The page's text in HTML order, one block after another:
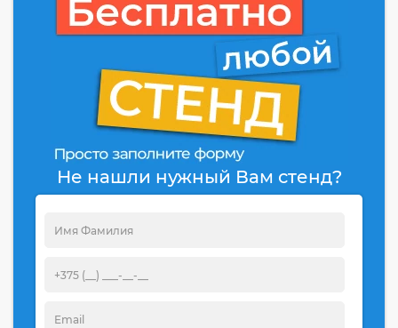
Не нашли нужный Вам стенд?